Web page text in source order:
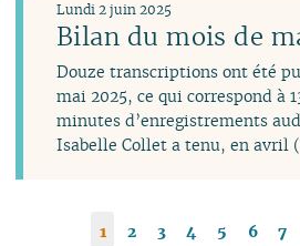
Bilan du mois de
Lundi 2 juin 2025
Douze transcriptions ont été
mai 2025, ce qui correspond à
minutes d’enregistrements
Isabelle Collet a tenu, en avril
1 2 3 4 5 6 7